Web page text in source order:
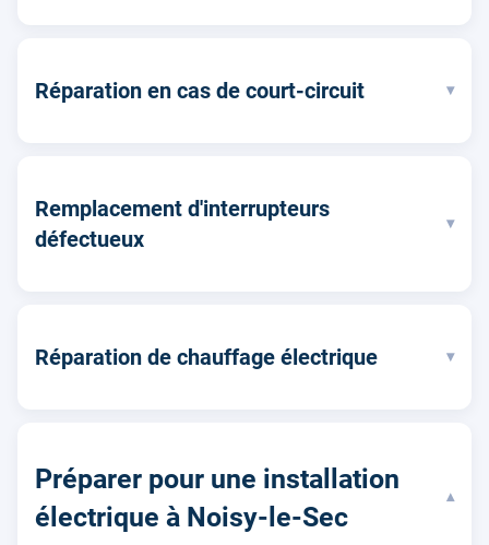
Réparation en cas de court-circuit ▾
Remplacement d'interrupteurs
défectueux
▾
Réparation de chauffage électrique ▾
Préparer pour une installation
électrique à Noisy-le-Sec
▾